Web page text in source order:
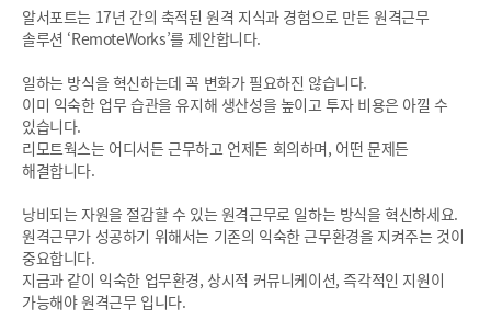
알서포트는 17년 간의 축적된 원격 지식과 경험으로 만든 원격근무
솔루션 ‘RemoteWorks’를 제안합니다.
일하는 방식을 혁신하는데 꼭 변화가 필요하진 않습니다.
이미 익숙한 업무 습관을 유지해 생산성을 높이고 투자 비용은 아낄 수
있습니다.
리모트웍스는 어디서든 근무하고 언제든 회의하며, 어떤 문제든
해결합니다.
낭비되는 자원을 절감할 수 있는 원격근무로 일하는 방식을 혁신하세요.
원격근무가 성공하기 위해서는 기존의 익숙한 근무환경을 지켜주는 것이
중요합니다.
지금과 같이 익숙한 업무환경, 상시적 커뮤니케이션, 즉각적인 지원이
가능해야 원격근무 입니다.